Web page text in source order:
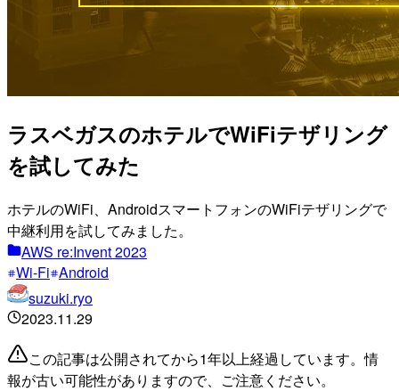
ラスベガスのホテルでWiFiテザリング
を試してみた
ホテルのWiFi、AndroidスマートフォンのWiFiテザリングで
中継利用を試してみました。
AWS re:Invent 2023
Wi-Fi Android
suzuki.ryo
2023.11.29
この記事は公開されてから1年以上経過しています。情
報が古い可能性がありますので、ご注意ください。